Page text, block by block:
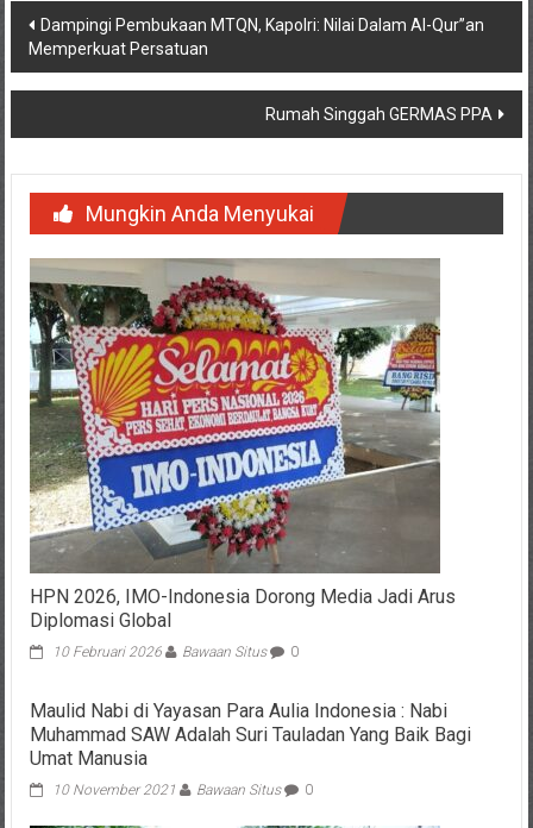
Navigasi
pos
Dampingi Pembukaan MTQN, Kapolri: Nilai Dalam Al-Qur”an
Memperkuat Persatuan
Rumah Singgah GERMAS PPA
Mungkin Anda Menyukai
HPN 2026, IMO-Indonesia Dorong Media Jadi Arus
Diplomasi Global
10 Februari 2026 Bawaan Situs 0
Maulid Nabi di Yayasan Para Aulia Indonesia : Nabi
Muhammad SAW Adalah Suri Tauladan Yang Baik Bagi
Umat Manusia
10 November 2021 Bawaan Situs 0